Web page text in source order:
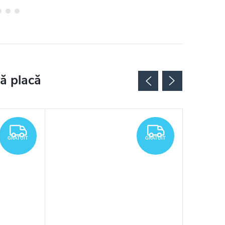
GRATUIT
GRATUIT GRATUIT
GRATUIT